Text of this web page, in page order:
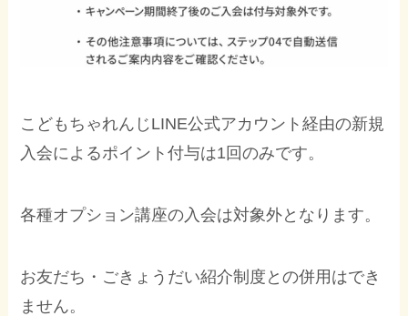
こどもちゃれんじLINE公式アカウント経由の新規
入会によるポイント付与は1回のみです。
各種オプション講座の入会は対象外となります。
お友だち・ごきょうだい紹介制度との併用はでき
ません。